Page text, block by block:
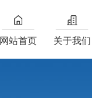
网站首页 关于我们